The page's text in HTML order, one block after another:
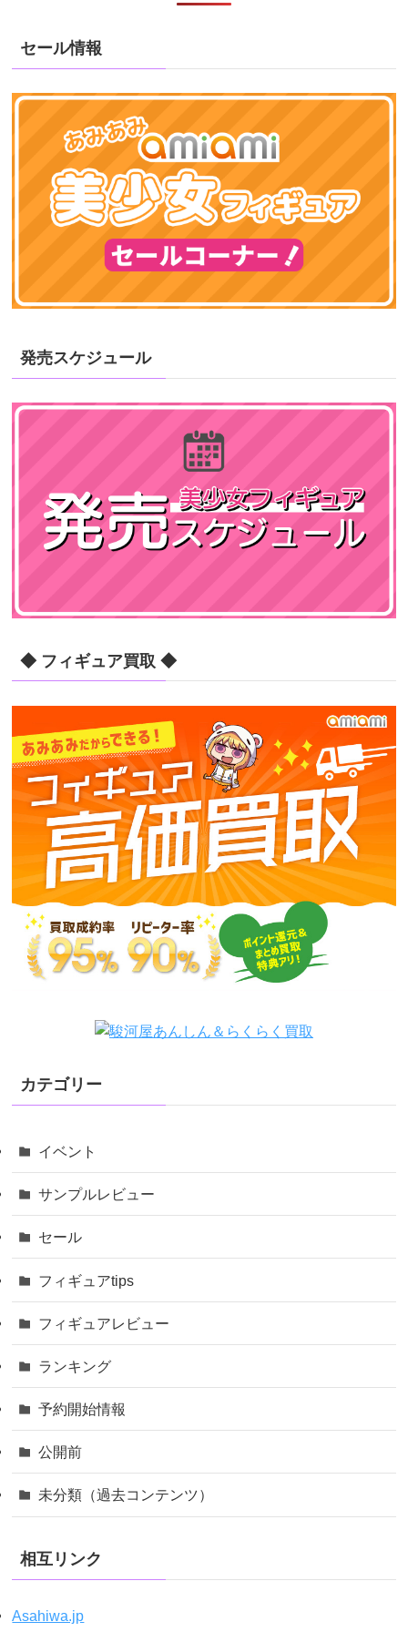
セール情報
発売スケジュール
◆ フィギュア買取 ◆
カテゴリー
イベント
サンプルレビュー
セール
フィギュアtips
フィギュアレビュー
ランキング
予約開始情報
公開前
未分類（過去コンテンツ）
相互リンク
Asahiwa.jp